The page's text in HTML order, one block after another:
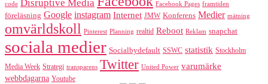
code Disruptive Media Facebook Pages framtiden
föreläsning Google instagram Internet JMW Konferens Medier mätning
omvärldskoll Pinterest Planning realtid Reboot Reklam snapchat
sociala medier Socialbydefault SSWC statistik Stockholm
Media Week Strategi transparens Twitter United Power varumärke
webbdagarna Youtube